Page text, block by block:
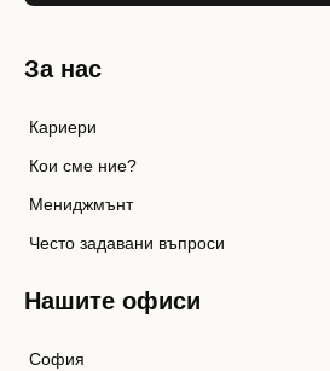
За нас
Кариери
Кои сме ние?
Мениджмънт
Често задавани въпроси
Нашите офиси
София